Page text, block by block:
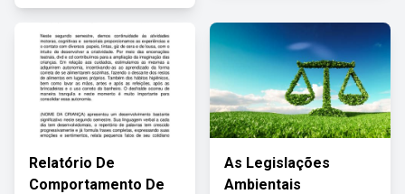
Relatório De
Comportamento De
As Legislações
Ambientais